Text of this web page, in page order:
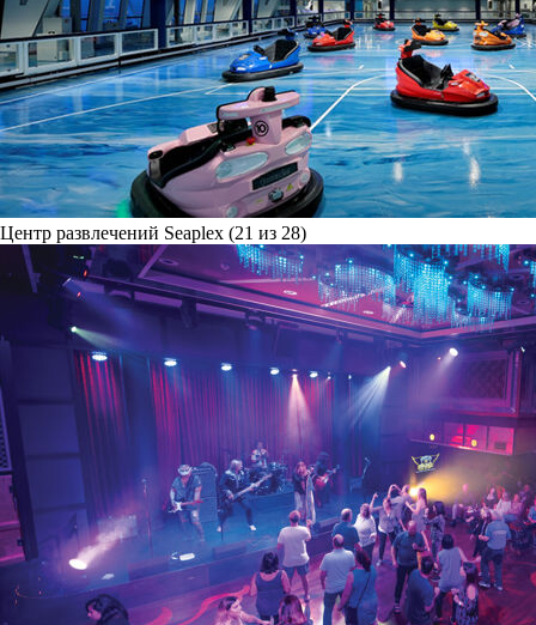
Центр развлечений Seaplex (21 из 28)